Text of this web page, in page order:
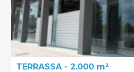
TERRASSA - 2.000 m²